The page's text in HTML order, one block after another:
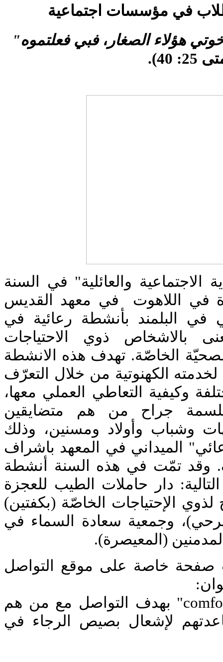
في مؤسسات اجتماعية
هؤلاء الصغار ،فبي فعلتموه"
40).
الاجتماعية والعائلية" في السنة
في اللاهوت في معهد القديس
في البلمند بأنشطة رعائية في
بالاشخاص ذوي الاحتياجات
الخاصّة. تهدف هذه الانشطة
لخدمته الكهنوتية من خلال التعرّف
وكيفية التعاطي العملي معها،
جراح من هم متضايقين
وشباب وأولاد ومسنين، وذلك
الميداني في المعهد باشراف
وقد تمّت في هذه السنة أنشطة
دار حاملات الطيب للعجزة
الإحتياجات الخاصّة (بكفتين)
وجمعية سعادة السماء في
(المعيصرة).
صفحة خاصة على موقع التواصل
"تعزية ورجاء comfort & hope" بهدف التواصل مع من هم
لإشعال بصيص الرجاء في